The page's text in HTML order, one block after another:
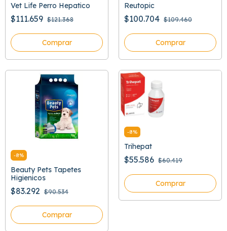
Vet Life Perro Hepatico
$111.659 $121.368
Comprar
Reutopic
$100.704 $109.460
Comprar
-8%
Beauty Pets Tapetes
Higienicos
$83.292 $90.534
Comprar
-8%
Trihepat
$55.586 $60.419
Comprar